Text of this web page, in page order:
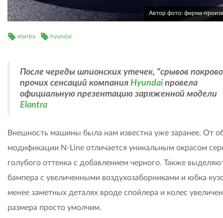
Автор фото: фирма-
elantra hyundai
После череды шпионских утечек, "срывов
прочих сенсаций компания Hyundaiпровела
официальную презентацию заряженной модели
Elantra
Внешность машины была нам известна уже заранее. От
модификации N-Line отличается уникальным окрасом
голубого оттенка с добавлением черного. Также
бампера с увеличенными воздухозаборниками и юбка
менее заметных деталях вроде спойлера и колес
размера просто умолчим.